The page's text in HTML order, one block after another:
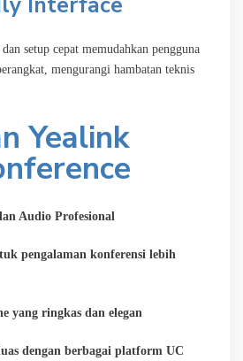
setup cepat memudahkan pengguna
mengurangi hambatan teknis
Yealink
Audio Profesional
pengalaman konferensi lebih
yang ringkas dan elegan
dengan berbagai platform UC